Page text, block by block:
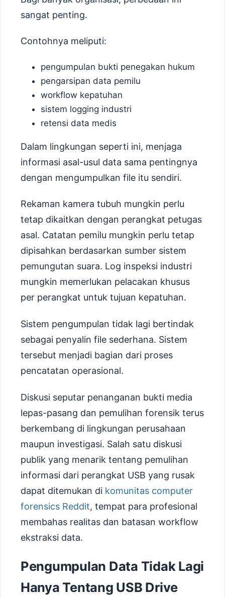
sangat penting.
Contohnya meliputi:
pengumpulan bukti penegakan hukum
pengarsipan data pemilu
workflow kepatuhan
sistem logging industri
retensi data medis
Dalam lingkungan seperti ini, menjaga
informasi asal-usul data sama pentingnya
dengan mengumpulkan file itu sendiri.
Rekaman kamera tubuh mungkin perlu
tetap dikaitkan dengan perangkat petugas
asal. Catatan pemilu mungkin perlu tetap
dipisahkan berdasarkan sumber sistem
pemungutan suara. Log inspeksi industri
mungkin memerlukan pelacakan khusus
per perangkat untuk tujuan kepatuhan.
Sistem pengumpulan tidak lagi bertindak
sebagai penyalin file sederhana. Sistem
tersebut menjadi bagian dari proses
pencatatan operasional.
Diskusi seputar penanganan bukti media
lepas-pasang dan pemulihan forensik terus
berkembang di lingkungan perusahaan
maupun investigasi. Salah satu diskusi
publik yang menarik tentang pemulihan
informasi dari perangkat USB yang rusak
dapat ditemukan di komunitas computer
forensics Reddit, tempat para profesional
membahas realitas dan batasan workflow
ekstraksi data.
Pengumpulan Data Tidak Lagi
Hanya Tentang USB Drive